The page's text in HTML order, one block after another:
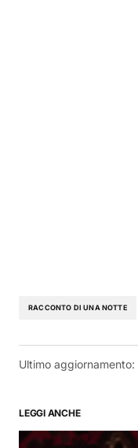
RACCONTO DI UNA NOTTE
Ultimo aggiornamento:
LEGGI ANCHE